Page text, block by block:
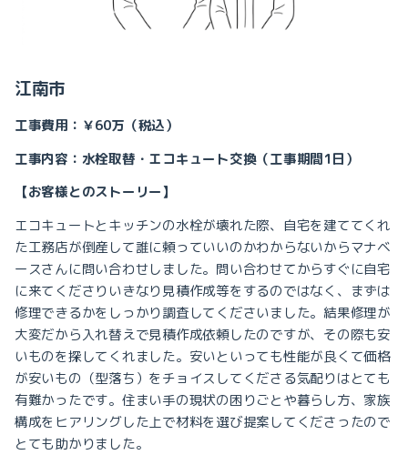
江南市
工事費用：￥60万（税込）
工事内容：水栓取替・エコキュート交換（工事期間1日）
【お客様とのストーリー】
エコキュートとキッチンの水栓が壊れた際、自宅を建ててくれ
た工務店が倒産して誰に頼っていいのかわからないからマナベ
ースさんに問い合わせしました。問い合わせてからすぐに自宅
に来てくださりいきなり見積作成等をするのではなく、 まずは
修理できるかをしっかり調査してくださいました。結果修理が
大変だから入れ替えで見積作成依頼したのですが、その際も安
いものを探してくれました。安いといっても性能が良くて価格
が安いもの（型落ち）をチョイスしてくださる気配りはとても
有難かったです。 住まい手の現状の困りごとや暮らし方、家族
構成をヒアリングした上で材料を選び提案してくださったので
とても助かりました。